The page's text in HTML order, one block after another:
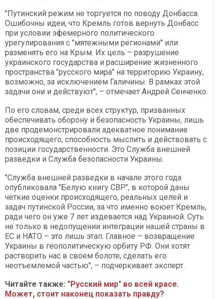
"Путинский режим не торгуется по поводу Донбасса.
Ошибочны идеи, что Кремль готов вернуть Донбасс
при условии эфемерного политического
урегулирования с "мятежными регионами" или
разменять его на Крым. Их цель – разрушение
украинского государства и расширение жизненного
пространства "русского мира" на территорию Украину,
возможно, за исключением Галичины. В рамках этой
задачи они и действуют", – отмечает Андрей Сенченко.
По его словам, среди всех структур, призванных
обеспечивать оборону и безопасность Украины, лишь
две продемонстрировали адекватное понимание
происходящего, способность мыслить и действовать с
позиции государственности. Это Служба внешней
разведки и Служба безопасности Украины.
"Служба внешней разведки в начале этого года
опубликовала "Белую книгу СВР", в которой даны
четкие оценки происходящего, реальных целей и
задач путинской России, за что именно воюет Кремль,
ради чего он уже 7 лет издевается над Украиной. Суть
не только в недопущении интеграции нашей страны в
ЕС и НАТО – это лишь этап. Главное – возвращение
Украины в геополитическую орбиту РФ. Они хотят
растворить нас в своем болоте, сделать его
неотъемлемой частью", – подчеркивает эксперт.
Читайте также: "Русский мир" во всей красе.
Может, стоит наконец показать правду?